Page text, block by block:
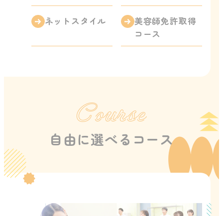
ネットスタイル
美容師免許取得
コース
Course
自由に選べるコース